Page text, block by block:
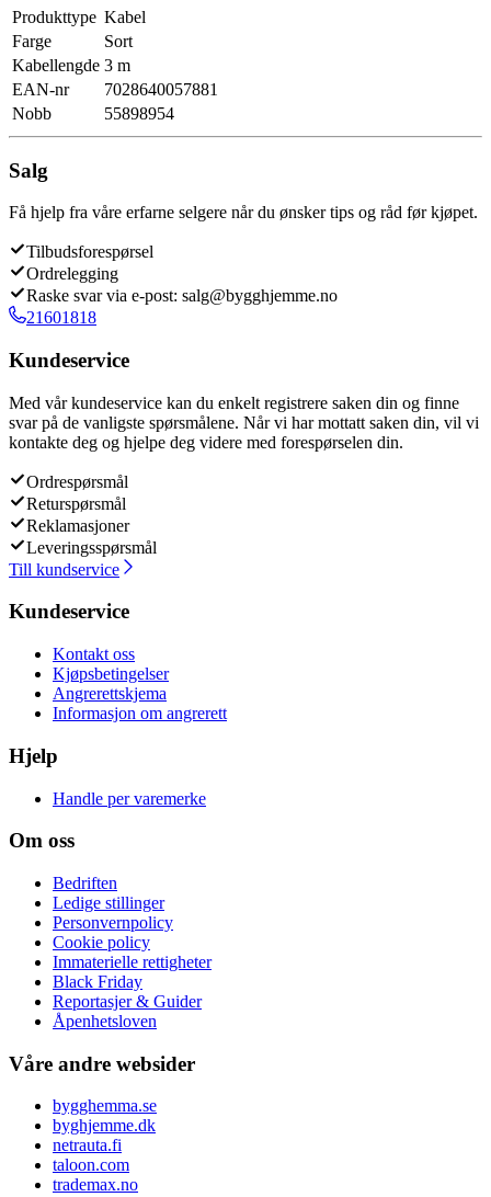
Produkttype Kabel
Farge
Sort
Kabellengde 3 m
EAN-nr
7028640057881
Nobb
55898954
Salg
Få hjelp fra våre erfarne selgere når du ønsker tips og råd før kjøpet.
Tilbudsforespørsel
Ordrelegging
Raske svar via e-post: salg@bygghjemme.no
21601818
Kundeservice
Med vår kundeservice kan du enkelt registrere saken din og finne
svar på de vanligste spørsmålene. Når vi har mottatt saken din, vil vi
kontakte deg og hjelpe deg videre med forespørselen din.
Ordrespørsmål
Returspørsmål
Reklamasjoner
Leveringsspørsmål
Till kundservice
Kundeservice
Kontakt oss
Kjøpsbetingelser
Angrerettskjema
Informasjon om angrerett
Hjelp
Handle per varemerke
Om oss
Bedriften
Ledige stillinger
Personvernpolicy
Cookie policy
Immaterielle rettigheter
Black Friday
Reportasjer & Guider
Åpenhetsloven
Våre andre websider
bygghemma.se
byghjemme.dk
netrauta.fi
taloon.com
trademax.no